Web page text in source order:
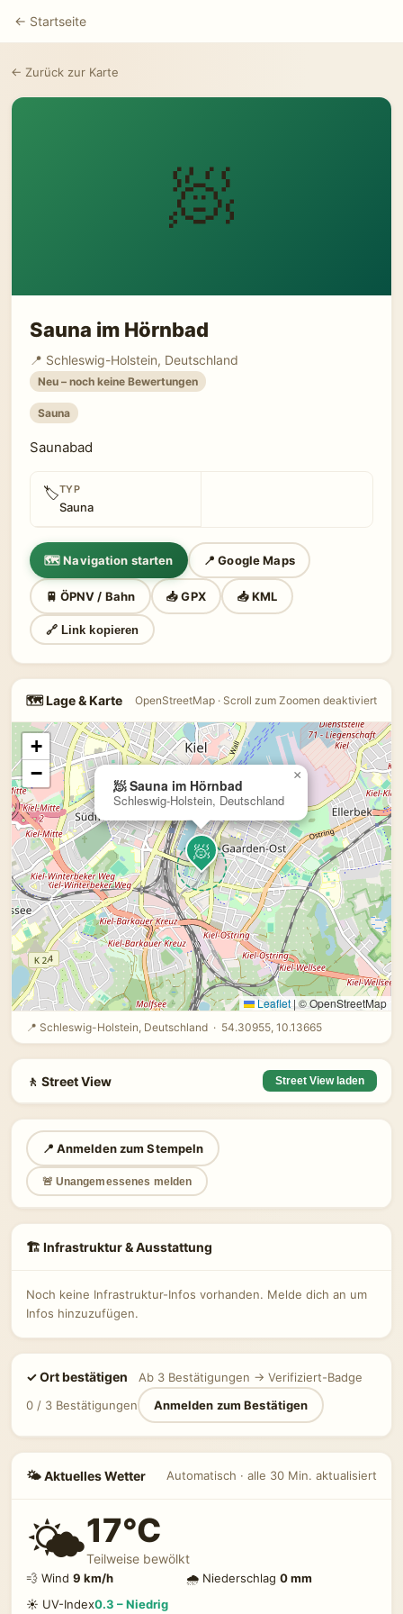
← Startseite
← Zurück zur Karte
🧖
Sauna im Hörnbad
📍 Schleswig-Holstein, Deutschland
Neu – noch keine Bewertungen
Sauna
Saunabad
🏷TYP
Sauna
🗺 Navigation starten 📍 Google Maps
🚆 ÖPNV / Bahn 📥 GPX 📥 KML
🔗 Link kopieren
🗺 Lage & Karte OpenStreetMap · Scroll zum Zoomen deaktiviert
🧖
🧖 Sauna im Hörnbad
Schleswig-Holstein, Deutschland
×
+
−
Leaflet | © OpenStreetMap
📍 Schleswig-Holstein, Deutschland · 54.30955, 10.13665
🚶 Street View Street View laden
📍 Anmelden zum Stempeln
🚨 Unangemessenes melden
🏗 Infrastruktur & Ausstattung
Noch keine Infrastruktur-Infos vorhanden. Melde dich an um
Infos hinzuzufügen.
✓ Ort bestätigen
Ab 3 Bestätigungen → Verifiziert-Badge
0 / 3 Bestätigungen
Anmelden zum Bestätigen
🌤 Aktuelles Wetter Automatisch · alle 30 Min. aktualisiert
🌤️17°C
Teilweise bewölkt
💨 Wind 9 km/h 🌧 Niederschlag 0 mm
☀️ UV-Index0.3 – Niedrig